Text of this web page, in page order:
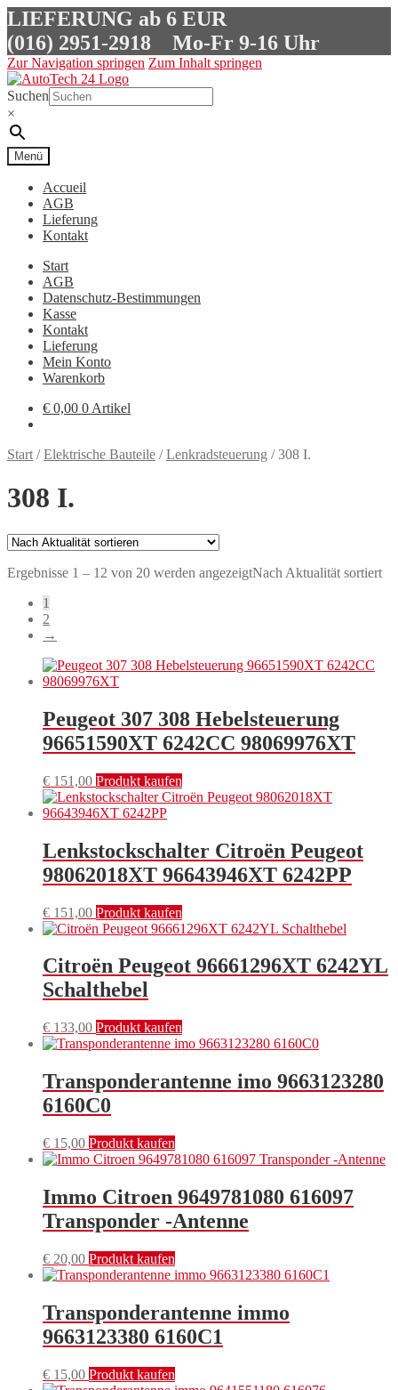
LIEFERUNG ab 6 EUR
(016) 2951-2918 Mo-Fr 9-16 Uhr
Zur Navigation springen Zum Inhalt springen
Suchen
×
Menü
Accueil
AGB
Lieferung
Kontakt
Start
AGB
Datenschutz-Bestimmungen
Kasse
Kontakt
Lieferung
Mein Konto
Warenkorb
€ 0,00 0 Artikel
Start /Elektrische Bauteile /Lenkradsteuerung /308 I.
308 I.
Ergebnisse 1 – 12 von 20 werden angezeigtNach Aktualität sortiert
1
2
→
Peugeot 307 308 Hebelsteuerung
96651590XT 6242CC 98069976XT
€ 151,00 Produkt kaufen
Lenkstockschalter Citroën Peugeot
98062018XT 96643946XT 6242PP
€ 151,00 Produkt kaufen
Citroën Peugeot 96661296XT 6242YL
Schalthebel
€ 133,00 Produkt kaufen
Transponderantenne imo 9663123280
6160C0
€ 15,00 Produkt kaufen
Immo Citroen 9649781080 616097
Transponder -Antenne
€ 20,00 Produkt kaufen
Transponderantenne immo
9663123380 6160C1
€ 15,00 Produkt kaufen